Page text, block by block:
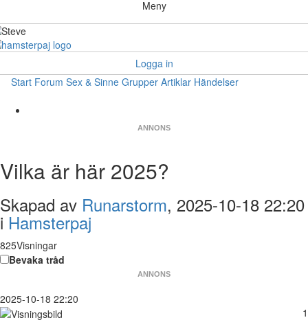
Meny
Logga in
Start Forum Sex & Sinne Grupper Artiklar Händelser
ANNONS
Vilka är här 2025?
Skapad av Runarstorm, 2025-10-18 22:20
i Hamsterpaj
825Visningar
Bevaka tråd
ANNONS
2025-10-18 22:20
1